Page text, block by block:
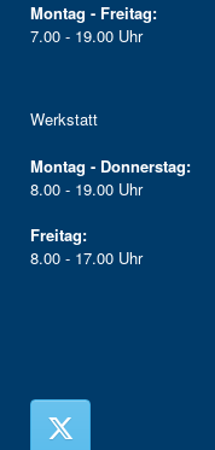
Montag - Freitag:
7.00 - 19.00 Uhr
Werkstatt
Montag - Donnerstag:
8.00 - 19.00 Uhr
Freitag:
8.00 - 17.00 Uhr